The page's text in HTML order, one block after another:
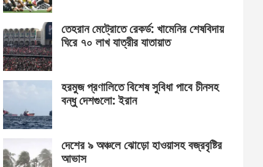
তেহরান মেট্রোতে রেকর্ড: খামেনির শেষবিদায়
ঘিরে ৭০ লাখ যাত্রীর যাতায়াত
হরমুজ প্রণালিতে বিশেষ সুবিধা পাবে চীনসহ
বন্ধু দেশগুলো: ইরান
দেশের ৯ অঞ্চলে ঝোড়ো হাওয়াসহ বজ্রবৃষ্টির
আভাস